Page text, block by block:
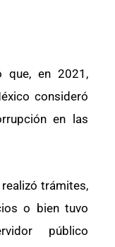
que, en 2021,
consideró
en las
trámites,
o bien tuvo
público